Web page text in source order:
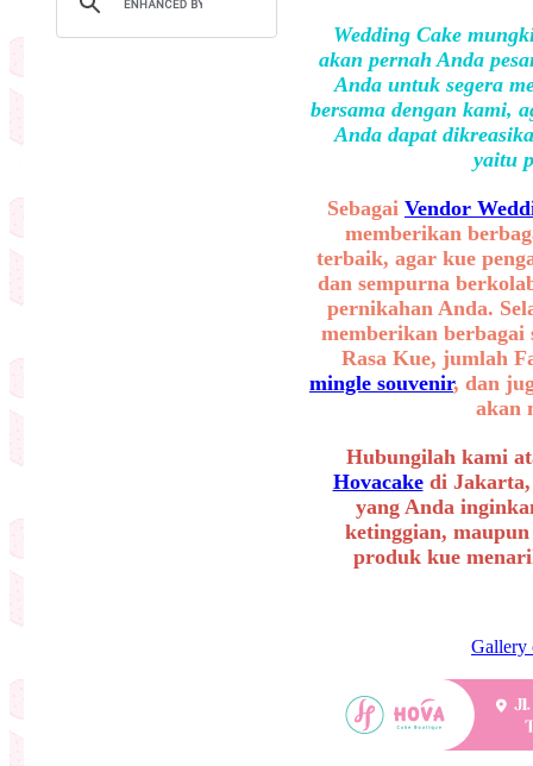
Wedding Cake
akan pernah Anda
Anda untuk segera
bersama dengan kami,
Anda dapat
yaitu
Sebagai Vendor
memberikan
terbaik, agar kue
dan sempurna
pernikahan Anda.
memberikan
Rasa Kue, jumlah
mingle souvenir, dan
akan
Hubungilah kami
Hovacakedi Jakarta,
yang Anda
ketinggian,
produk kue
Gallery